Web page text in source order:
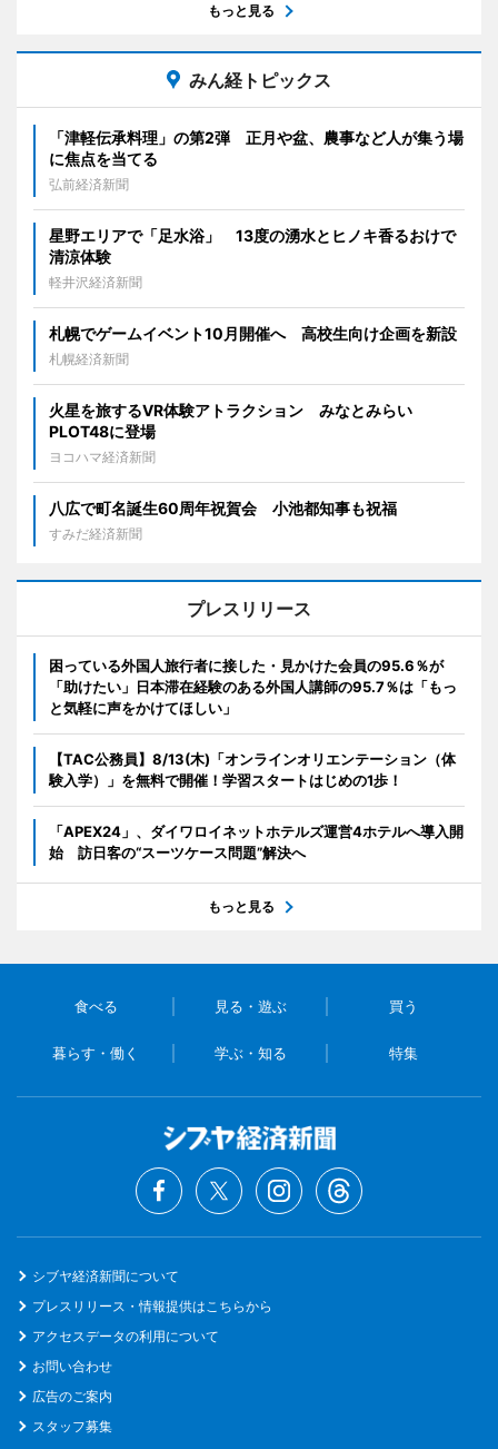
もっと見る
みん経トピックス
「津軽伝承料理」の第2弾 正月や盆、農事など人が集う場
に焦点を当てる
弘前経済新聞
星野エリアで「足水浴」 13度の湧水とヒノキ香るおけで
清涼体験
軽井沢経済新聞
札幌でゲームイベント10月開催へ 高校生向け企画を新設
札幌経済新聞
火星を旅するVR体験アトラクション みなとみらい
PLOT48に登場
ヨコハマ経済新聞
八広で町名誕生60周年祝賀会 小池都知事も祝福
すみだ経済新聞
プレスリリース
困っている外国人旅行者に接した・見かけた会員の95.6％が
「助けたい」日本滞在経験のある外国人講師の95.7％は「もっ
と気軽に声をかけてほしい」
【TAC公務員】8/13(木)「オンラインオリエンテーション（体
験入学）」を無料で開催！学習スタートはじめの1歩！
「APEX24」、ダイワロイネットホテルズ運営4ホテルへ導入開
始 訪日客の“スーツケース問題”解決へ
もっと見る
食べる 見る・遊ぶ 買う
暮らす・働く 学ぶ・知る 特集
シブヤ経済新聞について
プレスリリース・情報提供はこちらから
アクセスデータの利用について
お問い合わせ
広告のご案内
スタッフ募集